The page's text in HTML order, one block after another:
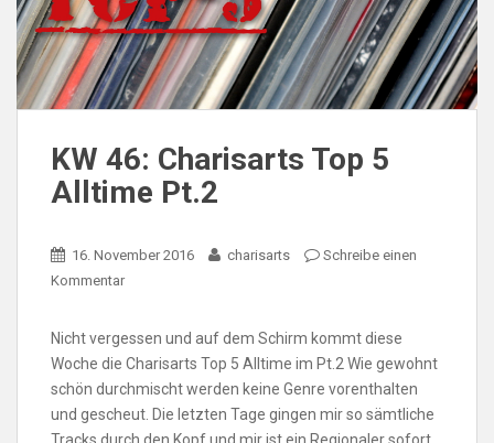
KW 46: Charisarts Top 5
Alltime Pt.2
16. November 2016 charisarts
Schreibe einen
Kommentar
Nicht vergessen und auf dem Schirm kommt diese
Woche die Charisarts Top 5 Alltime im Pt.2 Wie gewohnt
schön durchmischt werden keine Genre vorenthalten
und gescheut. Die letzten Tage gingen mir so sämtliche
Tracks durch den Kopf und mir ist ein Regionaler sofort